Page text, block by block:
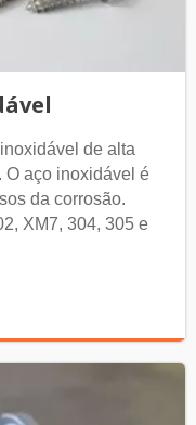
de alta
O aço inoxidável é
da corrosão.
XM7, 304, 305 e